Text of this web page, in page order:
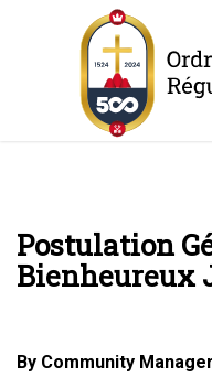
Postulation
Bienheureux
By Community Manager